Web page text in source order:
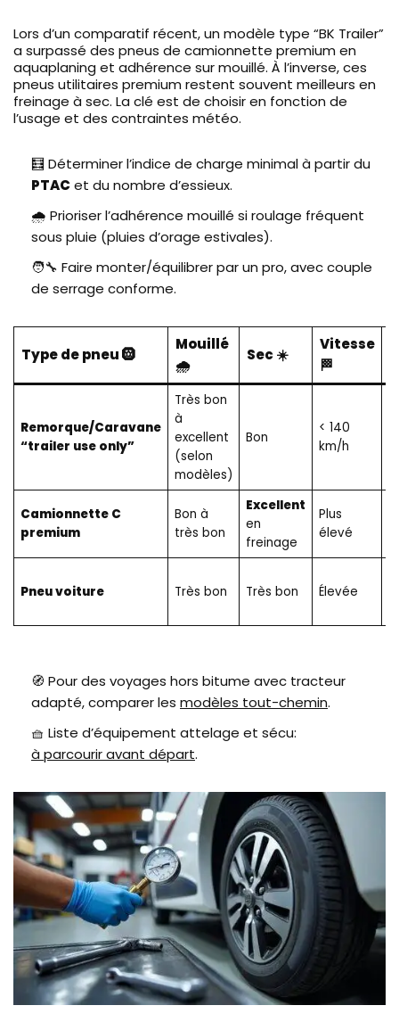
Lors d’un comparatif récent, un modèle type “BK Trailer”
a surpassé des pneus de camionnette premium en
aquaplaning et adhérence sur mouillé. À l’inverse, ces
pneus utilitaires premium restent souvent meilleurs en
freinage à sec. La clé est de choisir en fonction de
l’usage et des contraintes météo.
🧮 Déterminer l’indice de charge minimal à partir du
PTACet du nombre d’essieux.
🌧️ Prioriser l’adhérence mouillé si roulage fréquent
sous pluie (pluies d’orage estivales).
🧑‍🔧 Faire monter/équilibrer par un pro, avec couple
de serrage conforme.
Type de pneu 🛞
Mouillé
🌧️
Sec ☀️
Vitesse
🏁
Remorque/Caravane
“trailer use only”
Très bon
à
excellent
(selon
modèles)
Bon
< 140
km/h
Camionnette C
premium
Bon à
très bon
Excellent
en
freinage
Plus
élevé
Pneu voiture Très bon Très bon Élevée
🧭 Pour des voyages hors bitume avec tracteur
adapté, comparer les modèles tout-chemin.
🧺 Liste d’équipement attelage et sécu:
à parcourir avant départ.